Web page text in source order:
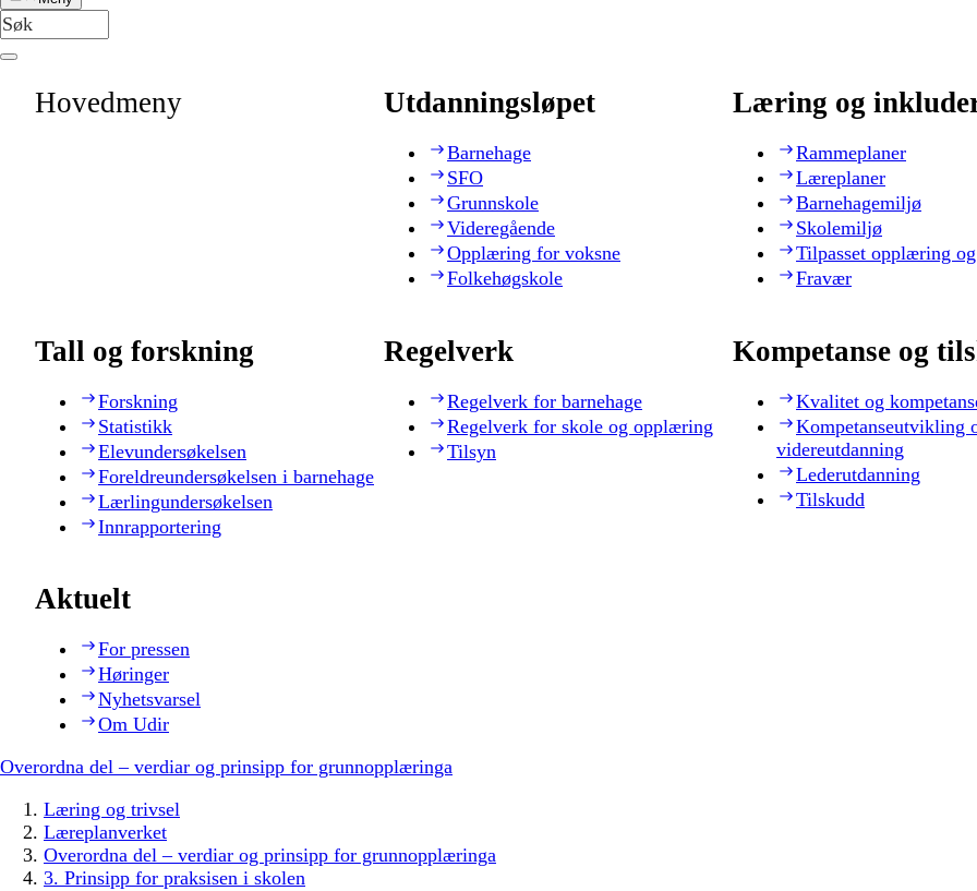
Hovedmeny Utdanningsløpet
Barnehage
SFO
Grunnskole
Videregående
Opplæring for voksne
Folkehøgskole
Læring og
Rammeplaner
Læreplaner
Barnehagemiljø
Skolemiljø
Tilpasset opplæring
Fravær
Tall og forskning
Forskning
Statistikk
Elevundersøkelsen
Foreldreundersøkelsen i barnehage
Lærlingundersøkelsen
Innrapportering
Regelverk
Regelverk for barnehage
Regelverk for skole og opplæring
Tilsyn
Kompetanse og
Kvalitet og
Kompetanseutvikling
videreutdanning
Lederutdanning
Tilskudd
Aktuelt
For pressen
Høringer
Nyhetsvarsel
Om Udir
Overordna del – verdiar og prinsipp for grunnopplæringa
Læring og trivsel
Læreplanverket
Overordna del – verdiar og prinsipp for grunnopplæringa
3. Prinsipp for praksisen i skolen